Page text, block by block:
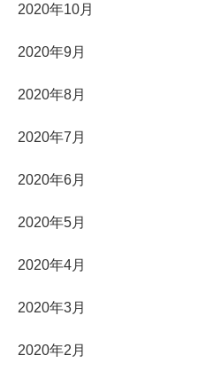
2020年10月
2020年9月
2020年8月
2020年7月
2020年6月
2020年5月
2020年4月
2020年3月
2020年2月